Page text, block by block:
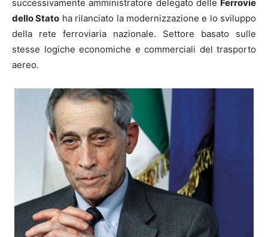
successivamente amministratore delegato delle Ferrovie
dello Stato ha rilanciato la modernizzazione e lo sviluppo
della rete ferroviaria nazionale. Settore basato sulle
stesse logiche economiche e commerciali del trasporto
aereo.